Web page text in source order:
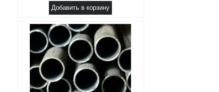
Добавить в корзину